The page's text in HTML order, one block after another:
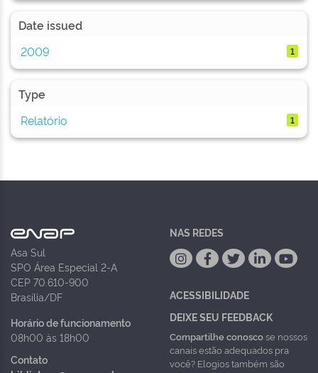
Date issued
2009
1
Type
Relatório
1
Asa Sul
SPO Área Especial 2-A
CEP 70.610-900
Brasília/DF
Horário de funcionamento
08h00 às 18h00
Contato
NAS REDES
ACESSIBILIDADE
DEIXE SEU FEEDBACK
Compartilhe conoscose nossos
canais estão adequados pra
você? Elogios também são